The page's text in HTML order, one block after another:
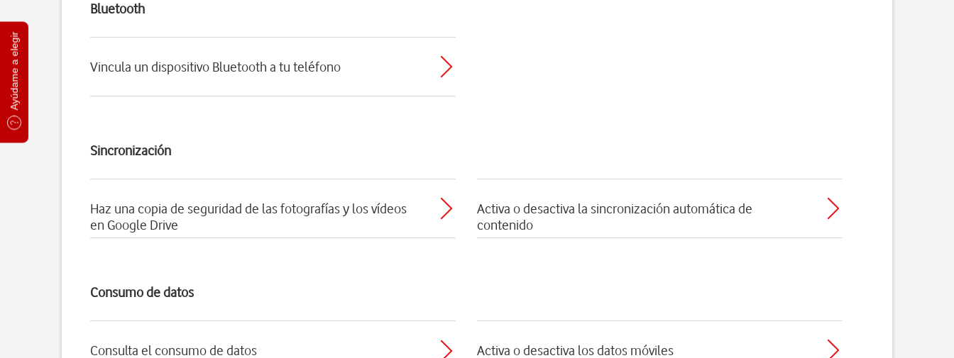
Ayúdame a elegir
Bluetooth
Vincula un dispositivo Bluetooth a tu teléfono
Sincronización
Haz una copia de seguridad de las fotografías y los vídeos
en Google Drive
Activa o desactiva la sincronización automática de
contenido
Consumo de datos
Consulta el consumo de datos Activa o desactiva los datos móviles